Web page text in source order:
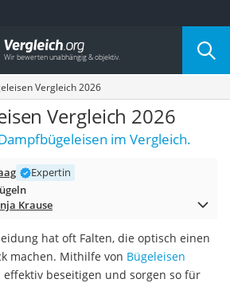
nach Kategorie
Vergleich 2026
Vergleich 2026
im Vergleich.
Expertin
Krause
hat oft Falten, die optisch einen
machen. Mithilfe von Bügeleisen
effektiv beseitigen und sorgen so für